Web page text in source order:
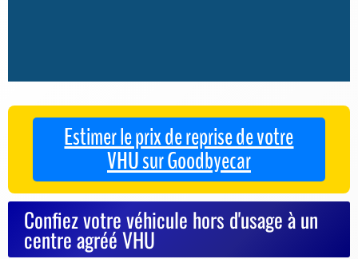
Estimer le prix de reprise de votre
VHU sur Goodbyecar
Confiez votre véhicule hors d'usage à un
centre agréé VHU